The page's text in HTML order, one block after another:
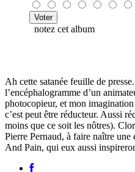
notez cet album
Ah cette satanée feuille de
l’encéphalogramme d’un
photocopieur, et mon
c’est peut être réducteur. Aussi
moins que ce soit les nôtres).
Pierre Pernaud, à faire naître
And Pain, qui eux aussi